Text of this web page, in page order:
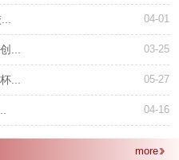
04-01
03-25
...
05-27
...
04-16
more